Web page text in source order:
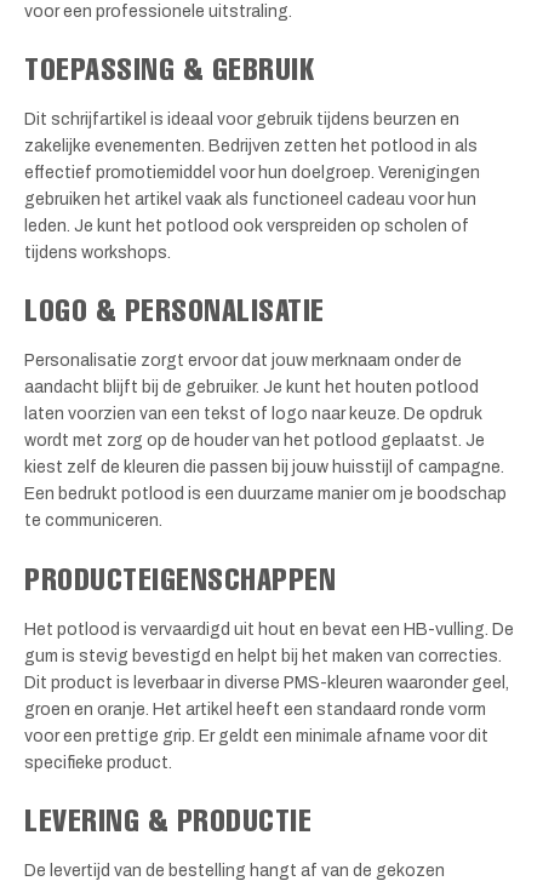
voor een professionele uitstraling.
TOEPASSING & GEBRUIK
Dit schrijfartikel is ideaal voor gebruik tijdens beurzen en
zakelijke evenementen. Bedrijven zetten het potlood in als
effectief promotiemiddel voor hun doelgroep. Verenigingen
gebruiken het artikel vaak als functioneel cadeau voor hun
leden. Je kunt het potlood ook verspreiden op scholen of
tijdens workshops.
LOGO & PERSONALISATIE
Personalisatie zorgt ervoor dat jouw merknaam onder de
aandacht blijft bij de gebruiker. Je kunt het houten potlood
laten voorzien van een tekst of logo naar keuze. De opdruk
wordt met zorg op de houder van het potlood geplaatst. Je
kiest zelf de kleuren die passen bij jouw huisstijl of campagne.
Een bedrukt potlood is een duurzame manier om je boodschap
te communiceren.
PRODUCTEIGENSCHAPPEN
Het potlood is vervaardigd uit hout en bevat een HB-vulling. De
gum is stevig bevestigd en helpt bij het maken van correcties.
Dit product is leverbaar in diverse PMS-kleuren waaronder geel,
groen en oranje. Het artikel heeft een standaard ronde vorm
voor een prettige grip. Er geldt een minimale afname voor dit
specifieke product.
LEVERING & PRODUCTIE
De levertijd van de bestelling hangt af van de gekozen